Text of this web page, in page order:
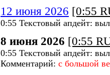
12 июня 2026 [0:55
0:55 Текстовый апдейт:
8 июня 2026 [0:55
0:55 Текстовый апдейт:
Комментарий: с большой